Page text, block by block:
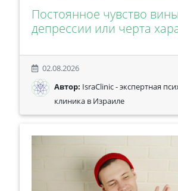
Постоянное чувство
депрессии или черта
02.08.2026
Автор: IsraClinic - экспертная
клиника в Израиле